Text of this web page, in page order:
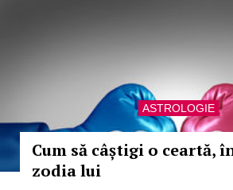
ASTROLOGIE
Cum să câștigi o ceartă,
zodia lui